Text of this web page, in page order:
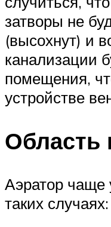
затворы не
(высохнут) и
канализации
помещения,
устройстве
Область
Аэратор чаще
таких случаях: